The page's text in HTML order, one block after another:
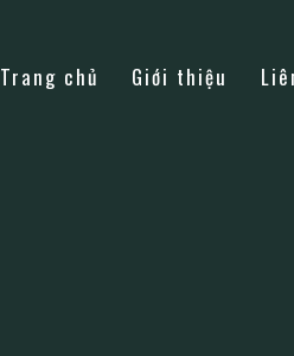
Trang chủ Giới thiệu